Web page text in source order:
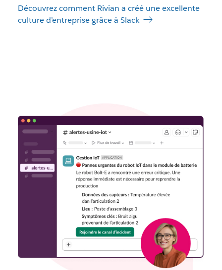
Découvrez comment Rivian a créé une excellente
culture d’entreprise grâce à Slack